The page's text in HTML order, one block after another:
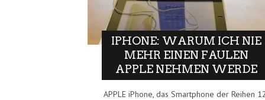
IPHONE: WARUM ICH NIE
MEHR EINEN FAULEN
APPLE NEHMEN WERDE
APPLE iPhone, das Smartphone der Reihen